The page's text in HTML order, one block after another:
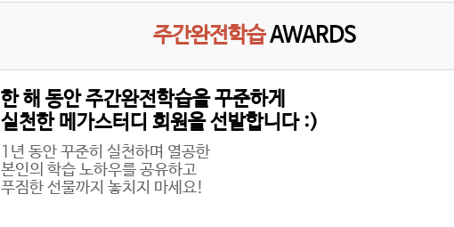
주간완전학습AWARDS
한 해 동안 주간완전학습을 꾸준하게
실천한 메가스터디 회원을 선발합니다 :)
1년 동안 꾸준히 실천하며 열공한
본인의 학습 노하우를 공유하고
푸짐한 선물까지 놓치지 마세요!